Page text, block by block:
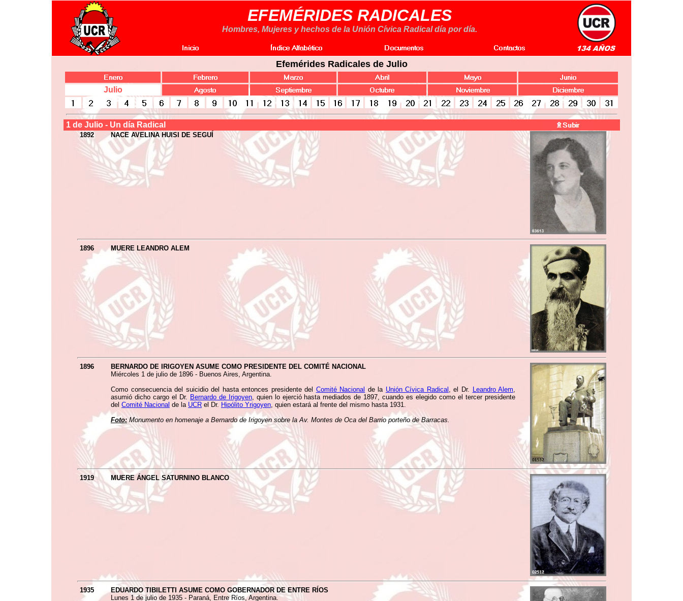
EFEMÉRIDES RADICALES
Hombres, Mujeres y hechos de la Unión Cívica Radical día por día.
Efemérides Radicales de Julio
Julio
1 de Julio - Un día Radical
1892 NACE AVELINA HUISI DE SEGUÍ
1896 MUERE LEANDRO ALEM
1896
BERNARDO DE IRIGOYEN ASUME COMO PRESIDENTE DEL COMITÉ NACIONAL
Miércoles 1 de julio de 1896 - Buenos Aires, Argentina.
Como consecuencia del suicidio del hasta entonces presidente del Comité Nacional de la Unión Cívica Radical , el Dr. Leandro Alem,
asumió dicho cargo el Dr. Bernardo de Irigoyen, quien lo ejerció hasta mediados de 1897, cuando es elegido como el tercer presidente
del Comité Nacional de la UCR el Dr. Hipólito Yrigoyen, quien estará al frente del mismo hasta 1931.
Foto:Monumento en homenaje a Bernardo de Irigoyen sobre la Av. Montes de Oca del Barrio porteño de Barracas.
1919 MUERE ÁNGEL SATURNINO BLANCO
1935
EDUARDO TIBILETTI ASUME COMO GOBERNADOR DE ENTRE RÍOS
Lunes 1 de julio de 1935 - Paraná, Entre Ríos, Argentina.